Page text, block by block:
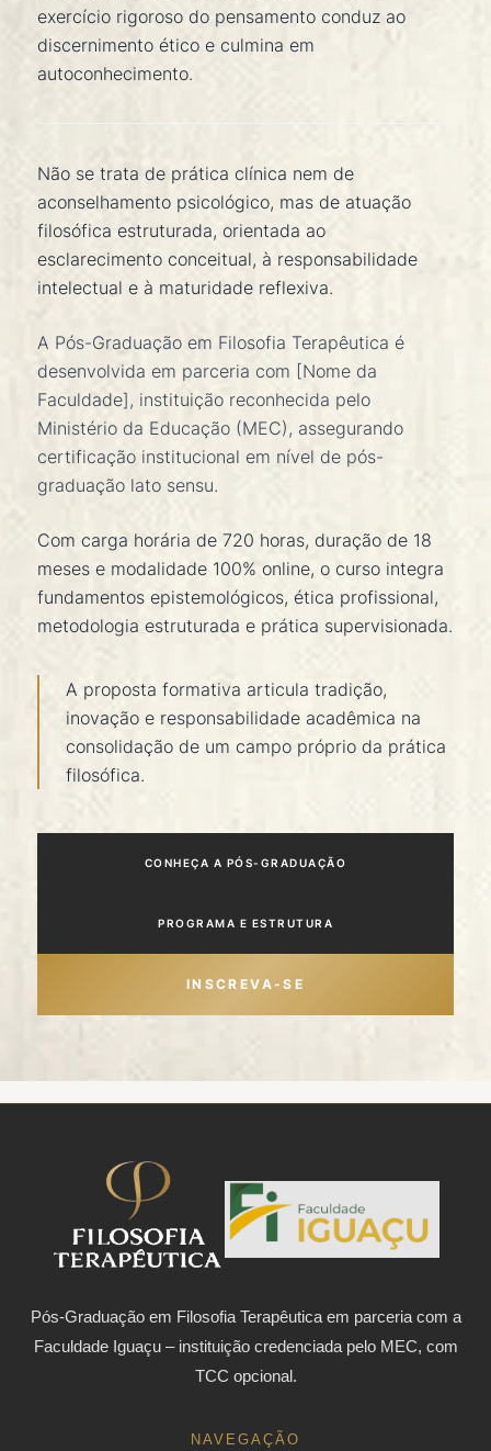
exercício rigoroso do pensamento conduz ao
discernimento ético e culmina em
autoconhecimento.
Não se trata de prática clínica nem de
aconselhamento psicológico, mas de atuação
filosófica estruturada, orientada ao
esclarecimento conceitual, à responsabilidade
intelectual e à maturidade reflexiva.
A Pós-Graduação em Filosofia Terapêutica é
desenvolvida em parceria com [Nome da
Faculdade], instituição reconhecida pelo
Ministério da Educação (MEC), assegurando
certificação institucional em nível de pós-
graduação lato sensu.
Com carga horária de 720 horas, duração de 18
meses e modalidade 100% online, o curso integra
fundamentos epistemológicos, ética profissional,
metodologia estruturada e prática supervisionada.
A proposta formativa articula tradição,
inovação e responsabilidade acadêmica na
consolidação de um campo próprio da prática
filosófica.
CONHEÇA A PÓS-GRADUAÇÃO
PROGRAMA E ESTRUTURA
INSCREVA-SE
Pós-Graduação em Filosofia Terapêutica em parceria com a
Faculdade Iguaçu – instituição credenciada pelo MEC, com
TCC opcional.
NAVEGAÇÃO